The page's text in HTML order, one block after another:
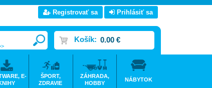
Registrovať sa Prihlásiť sa
Košík: 0.00 €
E-
ŠPORT,
ZDRAVIE
ZÁHRADA,
HOBBY
NÁBYTOK